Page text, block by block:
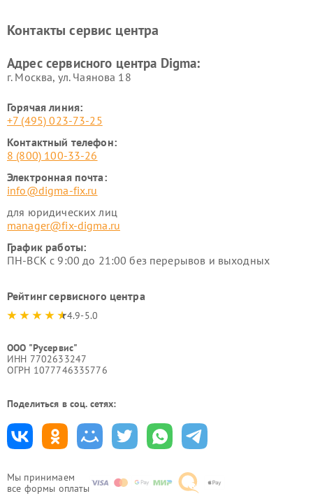
Мы принимаем
все формы оплаты
Контакты сервис центра
Адрес сервисного центра Digma:
г. Москва, ул. Чаянова 18
Горячая линия:
+7 (495) 023-73-25
Контактный телефон:
8 (800) 100-33-26
Электронная почта:
info@digma-fix.ru
для юридических лиц
manager@fix-digma.ru
График работы:
ПН-ВСК с 9:00 до 21:00 без перерывов и выходных
Рейтинг сервисного центра
4.9-5.0
ООО "Русервис"
ИНН 7702633247
ОГРН 1077746335776
Поделиться в соц. сетях: